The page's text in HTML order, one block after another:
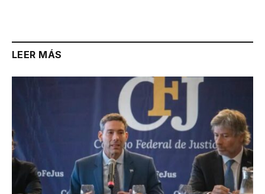
LEER MÁS